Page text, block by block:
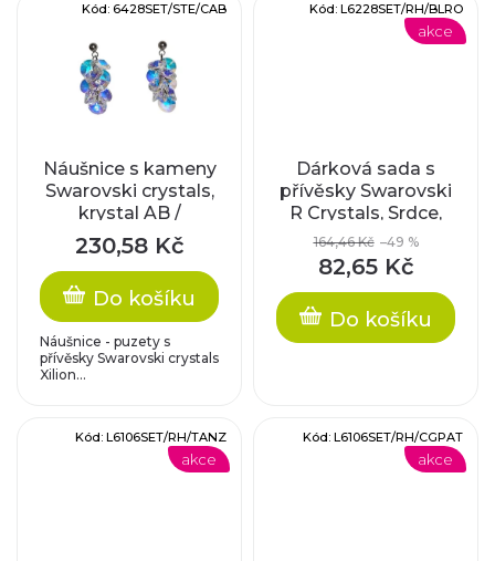
Náušnice s kameny
Swarovski crystals,
krystal AB /
komponenty z
nerez oceli
230,58 Kč
Do košíku
Náušnice - puzety s
přívěsky Swarovski crystals
Xilion...
Kód: 6428SET/STE/CAB
akce
Dárková sada s
přívěsky Swarovski
R Crystals, Srdce,
blush rose /
rhodiované
komponenty
164,46 Kč –49 %
82,65 Kč
Do košíku
Kód: L6228SET/RH/BLRO
akce
Kód: L6106SET/RH/TANZ
akce
Kód: L6106SET/RH/CGPAT